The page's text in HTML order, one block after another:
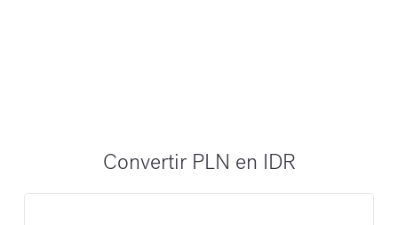
Convertir PLN en IDR